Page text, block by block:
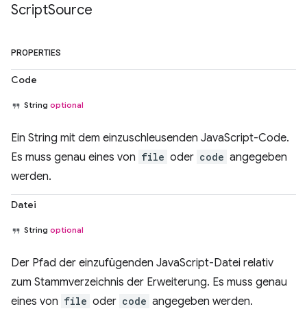
ScriptSource
PROPERTIES
Code
String optional
Ein String mit dem einzuschleusenden JavaScript-Code.
Es muss genau eines von file oder code angegeben
werden.
Datei
String optional
Der Pfad der einzufügenden JavaScript-Datei relativ
zum Stammverzeichnis der Erweiterung. Es muss genau
eines von file oder code angegeben werden.